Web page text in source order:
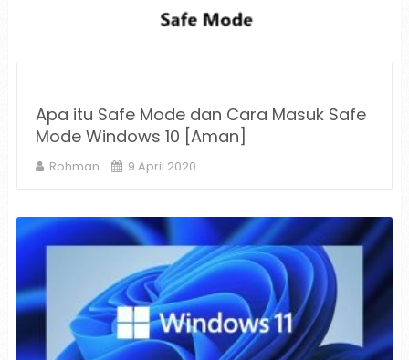
Apa itu Safe Mode dan Cara Masuk Safe
Mode Windows 10 [Aman]
Rohman 9 April 2020